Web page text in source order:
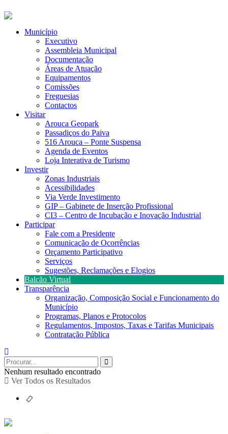
Município
Executivo
Assembleia Municipal
Documentação
Áreas de Atuação
Equipamentos
Comissões
Freguesias
Contactos
Visitar
Arouca Geopark
Passadiços do Paiva
516 Arouca – Ponte Suspensa
Agenda de Eventos
Loja Interativa de Turismo
Investir
Zonas Industriais
Acessibilidades
Via Verde Investimento
GIP – Gabinete de Inserção Profissional
CI3 – Centro de Incubação e Inovação Industrial
Participar
Fale com a Presidente
Comunicação de Ocorrências
Orçamento Participativo
Serviços
Sugestões, Reclamações e Elogios
Balcão Virtual
Transparência
Organização, Composição Social e Funcionamento do
Município
Programas, Planos e Protocolos
Regulamentos, Impostos, Taxas e Tarifas Municipais
Contratação Pública
Nenhum resultado encontrado
Ver Todos os Resultados